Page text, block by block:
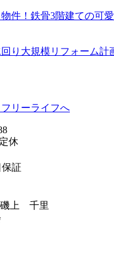
件！鉄骨3階建ての可
り大規模リフォーム計
リーライフへ
休
磯上 千里